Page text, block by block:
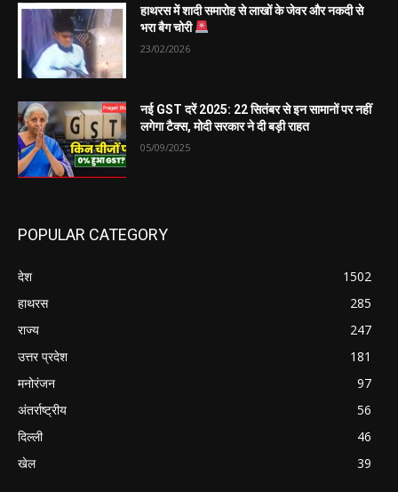
हाथरस में शादी समारोह से लाखों के जेवर और नकदी से
भरा बैग चोरी
23/02/2026
नई GST दरें 2025: 22 सितंबर से इन सामानों पर नहीं
लगेगा टैक्स, मोदी सरकार ने दी बड़ी राहत
05/09/2025
POPULAR CATEGORY
देश
1502
हाथरस
285
राज्य
247
उत्तर प्रदेश
181
मनोरंजन
97
अंतर्राष्ट्रीय
56
दिल्ली
46
खेल
39